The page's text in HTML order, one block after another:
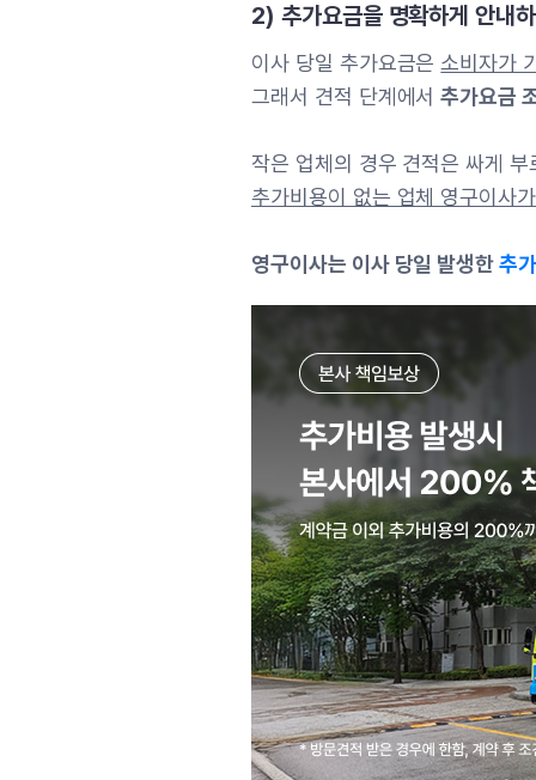
2) 추가요금을 명확하게 안내
이사 당일 추가요금은소비자가
그래서 견적 단계에서추가요금
작은 업체의 경우 견적은 싸게
추가비용이 없는 업체 영구이사
영구이사는 이사 당일 발생한추